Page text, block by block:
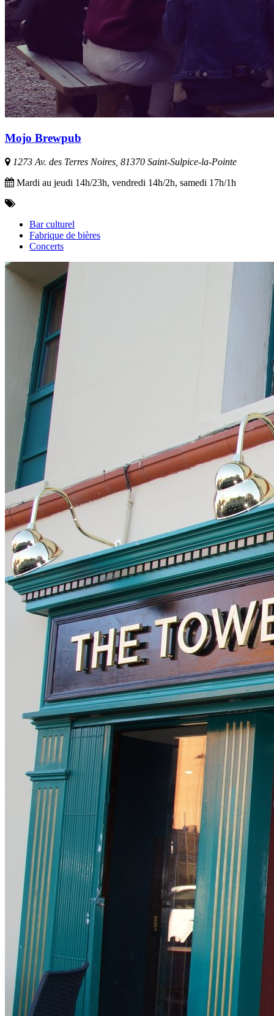
Mojo Brewpub
1273 Av. des Terres Noires, 81370 Saint-Sulpice-la-Pointe
Mardi au jeudi 14h/23h, vendredi 14h/2h, samedi 17h/1h
Bar culturel
Fabrique de bières
Concerts